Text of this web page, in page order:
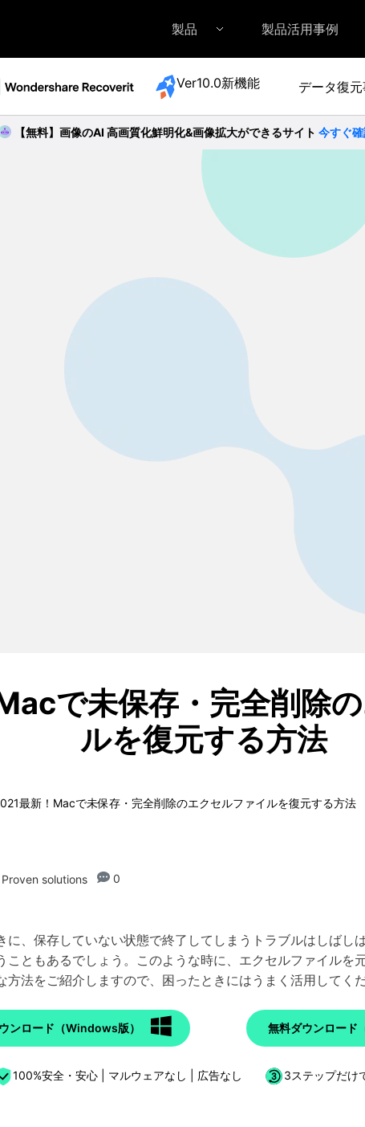
製品
UniConverter(スーパーメディア
製品活用事例
Ver10.0新機能 データ復
外付けデバイス復元
詳しくは >
【無料】画像のAI 高画質化鮮明化&画像拡大ができるサイト 今すぐ
で未保存・完全削除
ルを復元する方法
最新！Macで未保存・完全削除のエクセルファイルを復元する方法
Proven solutions 0
に、保存していない状態で終了してしまうトラブルはしばし
こともあるでしょう。このような時に、エクセルファイルを
法をご紹介しますので、困ったときにはうまく活用してくだ
ンロード（Windows版） 無料ダウンロード
100%安全・安心 | マルウェアなし | 広告なし 3ステップだけ